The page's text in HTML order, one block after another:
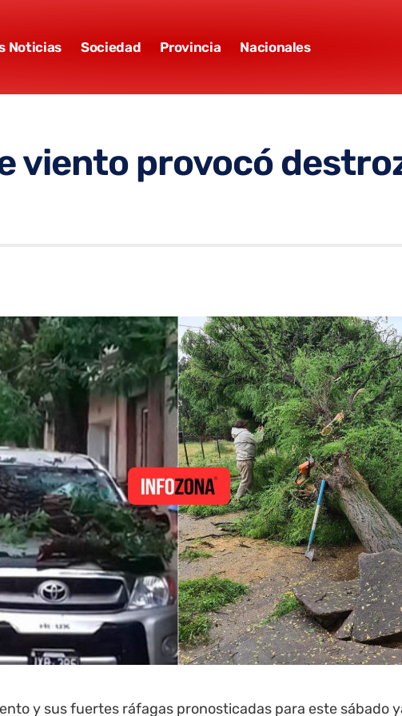
Noticias Sociedad Provincia Nacionales
viento provocó
y sus fuertes ráfagas pronosticadas para este sábado